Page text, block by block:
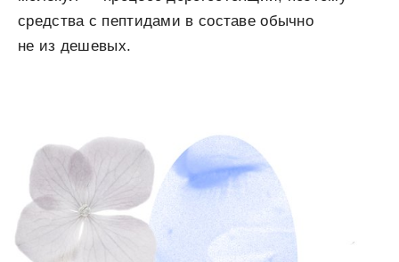
средства с пептидами в составе обычно
не из дешевых.